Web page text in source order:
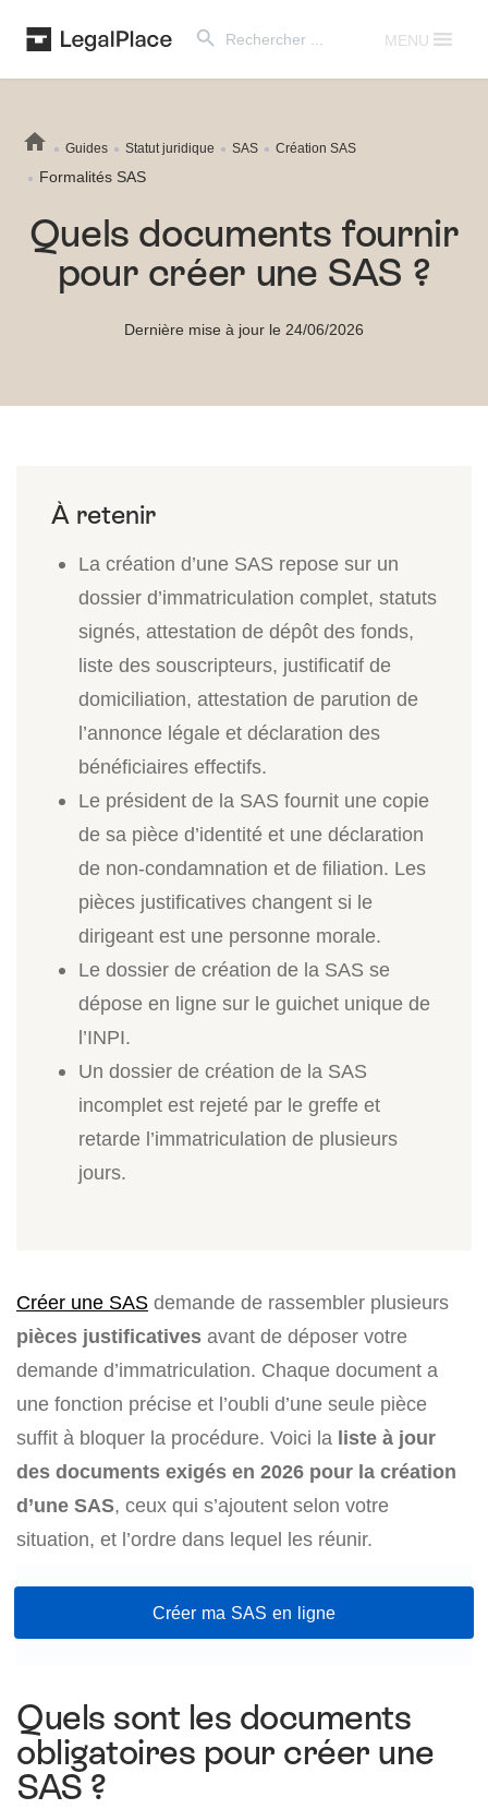
for:
MENU
Guides Statut juridique SAS Création SAS
Formalités SAS
Quels documents fournir
pour créer une SAS ?
Dernière mise à jour le 24/06/2026
La création d’une SAS repose sur un
dossier d’immatriculation complet, statuts
signés, attestation de dépôt des fonds,
liste des souscripteurs, justificatif de
domiciliation, attestation de parution de
l’annonce légale et déclaration des
bénéficiaires effectifs.
Le président de la SAS fournit une copie
de sa pièce d’identité et une déclaration
de non-condamnation et de filiation. Les
pièces justificatives changent si le
dirigeant est une personne morale.
Le dossier de création de la SAS se
dépose en ligne sur le guichet unique de
l’INPI.
Un dossier de création de la SAS
incomplet est rejeté par le greffe et
retarde l’immatriculation de plusieurs
jours.
Créer une SAS demande de rassembler plusieurs
pièces justificatives avant de déposer votre
demande d’immatriculation. Chaque document a
une fonction précise et l’oubli d’une seule pièce
suffit à bloquer la procédure. Voici la liste à jour
des documents exigés en 2026 pour la création
d’une SAS, ceux qui s’ajoutent selon votre
situation, et l’ordre dans lequel les réunir.
Créer ma SAS en ligne
Quels sont les documents
obligatoires pour créer une
SAS ?